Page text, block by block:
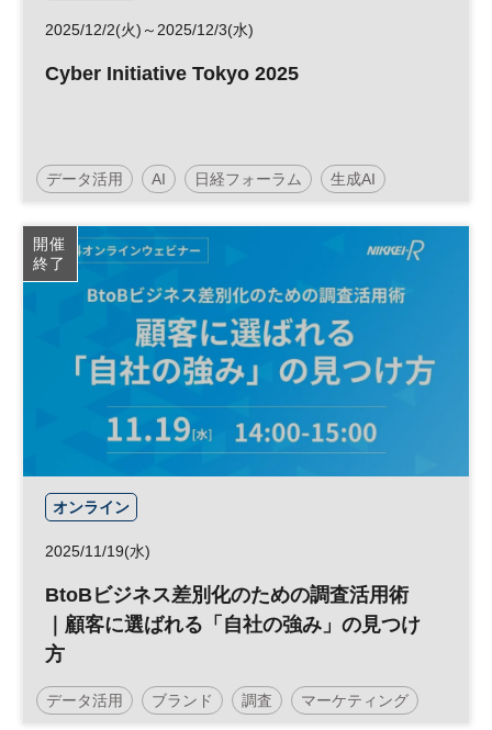
2025/12/2(火)～2025/12/3(水)
Cyber Initiative Tokyo 2025
データ活用 AI 日経フォーラム 生成AI
量子コンピューター 国際情勢
サイバーセキュリティ
開催
終了
オンライン
2025/11/19(水)
BtoBビジネス差別化のための調査活用術
｜顧客に選ばれる「自社の強み」の見つけ
方
データ活用 ブランド 調査 マーケティング